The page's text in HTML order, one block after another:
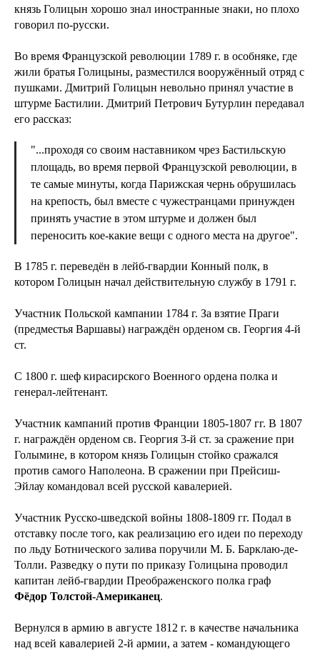
князь Голицын хорошо знал иностранные знаки, но плохо
говорил по-русски.
Во время Французской революции 1789 г. в особняке, где
жили братья Голицыны, разместился вооружённый отряд с
пушками. Дмитрий Голицын невольно принял участие в
штурме Бастилии. Дмитрий Петрович Бутурлин передавал
его рассказ:
"...проходя со своим наставником чрез Бастильскую
площадь, во время первой Французской революции, в
те самые минуты, когда Парижская чернь обрушилась
на крепость, был вместе с чужестранцами принужден
принять участие в этом штурме и должен был
переносить кое-какие вещи с одного места на другое".
В 1785 г. переведён в лейб-гвардии Конный полк, в
котором Голицын начал действительную службу в 1791 г.
Участник Польской кампании 1784 г. За взятие Праги
(предместья Варшавы) награждён орденом св. Георгия 4-й
ст.
С 1800 г. шеф кирасирского Военного ордена полка и
генерал-лейтенант.
Участник кампаний против Франции 1805-1807 гг. В 1807
г. награждён орденом св. Георгия 3-й ст. за сражение при
Голымине, в котором князь Голицын стойко сражался
против самого Наполеона. В сражении при Прейсиш-
Эйлау командовал всей русской кавалерией.
Участник Русско-шведской войны 1808-1809 гг. Подал в
отставку после того, как реализацию его идеи по переходу
по льду Ботнического залива поручили М. Б. Барклаю-де-
Толли. Разведку о пути по приказу Голицына проводил
капитан лейб-гвардии Преображенского полка граф
Фёдор Толстой-Американец.
Вернулся в армию в августе 1812 г. в качестве начальника
над всей кавалерией 2-й армии, а затем - командующего